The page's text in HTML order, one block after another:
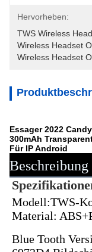
Hervorheben:
TWS Wireless
Wireless Headset
Wireless Headset
Essager 2022
300mAh
Für IP Android
Modell:TWS-
Material:
Blue Tooth